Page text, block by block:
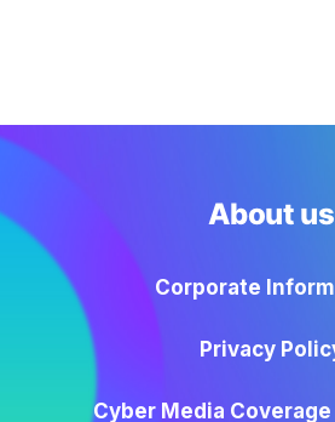
About us
Corporate
Privacy
Cyber Media